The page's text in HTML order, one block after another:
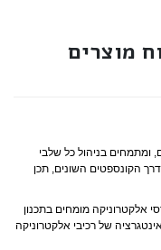
מוצרים
ומתמחים בניהול כל שלבי
הקונספטים השונים, תכן
אלקטרוניקה מומחים בתכנון
של רכיבי אלקטרוניקה